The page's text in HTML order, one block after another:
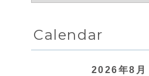
Calendar
2026年8月